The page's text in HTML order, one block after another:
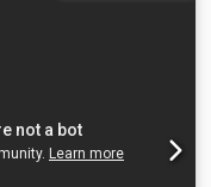
und/oder